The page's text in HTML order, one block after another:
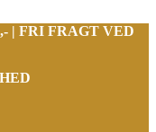
| FRI FRAGT VED